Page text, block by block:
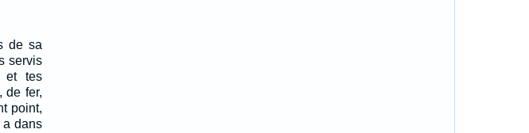
de sa
servis
et tes
de fer,
point,
dans